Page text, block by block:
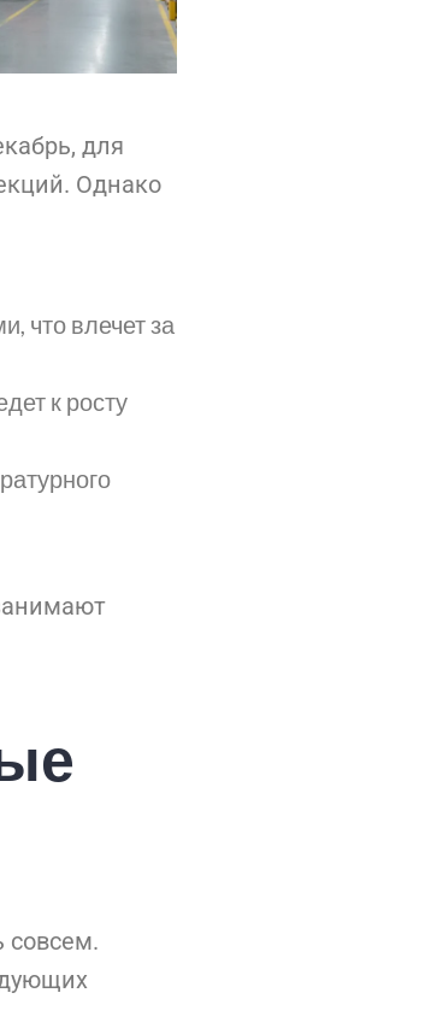
для
Однако
что влечет за
к росту
совсем.